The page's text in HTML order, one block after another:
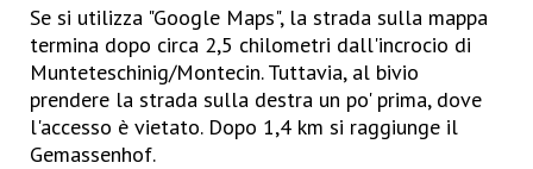
Se si utilizza "Google Maps", la strada sulla mappa
termina dopo circa 2,5 chilometri dall'incrocio di
Munteteschinig/Montecin. Tuttavia, al bivio
prendere la strada sulla destra un po' prima, dove
l'accesso è vietato. Dopo 1,4 km si raggiunge il
Gemassenhof.